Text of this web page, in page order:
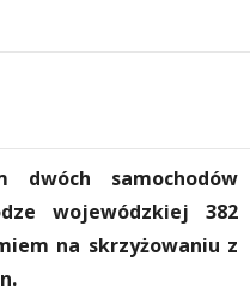
dwóch samochodów
wojewódzkiej 382
na skrzyżowaniu z